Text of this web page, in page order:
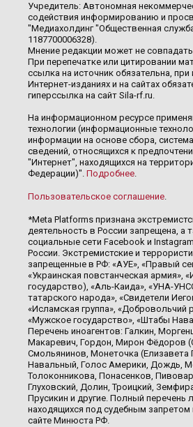
Учредитель: Автономная
содействия информированию и
"Медиахолдинг "Общественная
1187700006328).
Мнение редакции может не
При перепечатке или цитировании
ссылка на источник обязательна,
Интернет-изданиях и на сайтах
гиперссылка на сайт Sila-rf.ru.
На информационном ресурсе
технологии (информационные
информации на основе сбора,
сведений, относящихся к
"Интернет", находящихся на
Федерации)". Подробнее.
Пользовательское соглашение.
*Meta Platforms признана
деятельность в России запрещена, а
социальные сети Facebook и
России. Экстремистские и
запрещенные в РФ: «АУЕ», «Правый
«Украинская повстанческая армия»,
государство), «Аль-Каида», «УНА-
татарского народа», «Свидетели
«Исламская группа», «Добровольчий
«Мужское государство», «Штабы
Перечень иноагентов: Галкин,
Макаревич, Гордон, Мирон Фёдоров
Смольянинов, Монеточка
Навальный, Голос Америки, Дождь,
Толоконникова, Понасенков,
Глуховский, Долин, Троицкий,
Прусикин и другие. Полный перечень
находящихся под судебным запретом
сайте Минюста РФ.